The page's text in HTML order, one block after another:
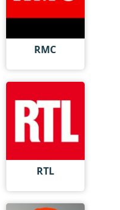
RMC
RTL